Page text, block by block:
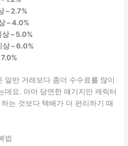
– 2.7%
– 4.0%
– 5.0%
– 6.0%
일반 거래보다 좀더 수수료를 많이
데요. 아마 당연한 얘기지만 캐릭터
는 것보다 택배가 더 편리하기 때
법